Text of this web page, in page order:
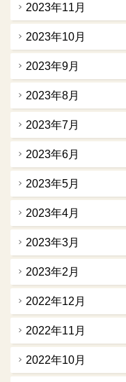
2023年11月
2023年10月
2023年9月
2023年8月
2023年7月
2023年6月
2023年5月
2023年4月
2023年3月
2023年2月
2022年12月
2022年11月
2022年10月